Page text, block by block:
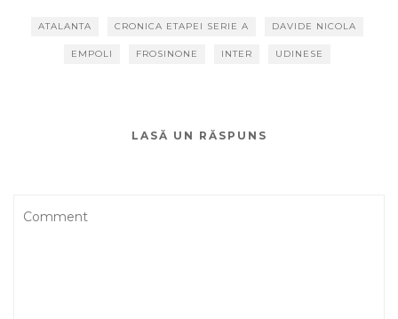
ATALANTA CRONICA ETAPEI SERIE A DAVIDE NICOLA
EMPOLI FROSINONE INTER UDINESE
LASĂ UN RĂSPUNS